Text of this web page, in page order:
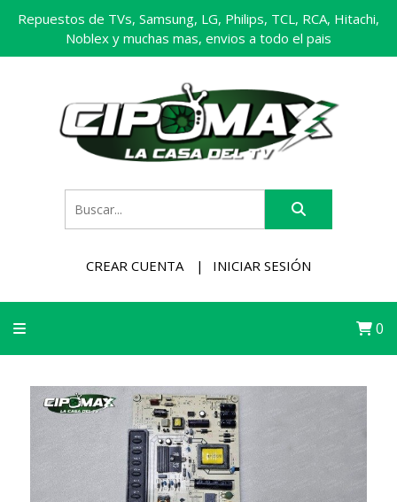
Repuestos de TVs, Samsung, LG, Philips, TCL, RCA, Hitachi,
Noblex y muchas mas, envios a todo el pais
CREAR CUENTA INICIAR SESIÓN
0